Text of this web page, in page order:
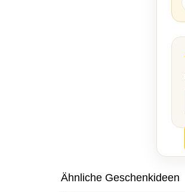
Ähnliche Geschenkideen